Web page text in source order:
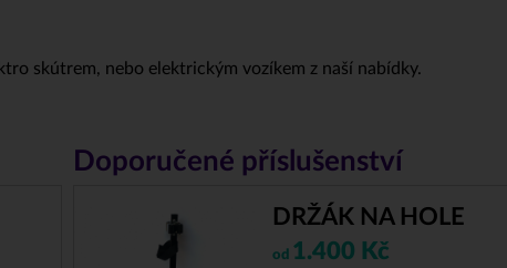
skútrem, nebo elektrickým vozíkem z naší nabídky.
Doporučené příslušenství
DRŽÁK NA HOLE
od 1.400 Kč